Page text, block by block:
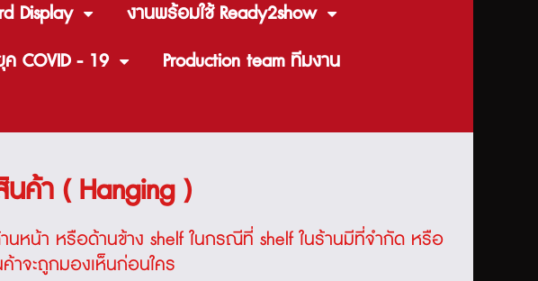
Display
งานพร้อมใช้ Ready2show
COVID - 19
Production team ทีมงาน
ค้า ( Hanging )
นหน้า หรือด้านข้าง shelfในกรณีที่ shelfในร้านมีที่จำกัด หรือ
าจะถูกมองเห็นก่อนใคร